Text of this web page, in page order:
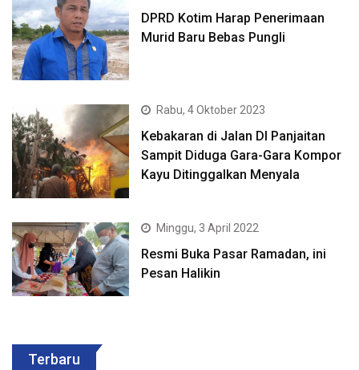
DPRD Kotim Harap Penerimaan
Murid Baru Bebas Pungli
Rabu, 4 Oktober 2023
Kebakaran di Jalan DI Panjaitan
Sampit Diduga Gara-Gara Kompor
Kayu Ditinggalkan Menyala
Minggu, 3 April 2022
Resmi Buka Pasar Ramadan, ini
Pesan Halikin
Terbaru